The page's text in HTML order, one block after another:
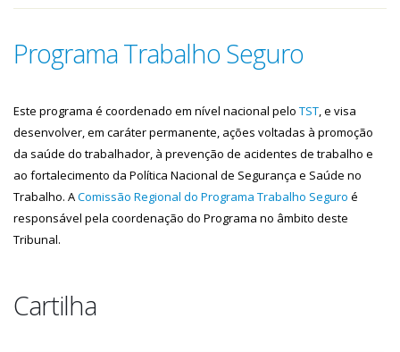
Programa Trabalho Seguro
Este programa é coordenado em nível nacional pelo TST, e visa
desenvolver, em caráter permanente, ações voltadas à promoção
da saúde do trabalhador, à prevenção de acidentes de trabalho e
ao fortalecimento da Política Nacional de Segurança e Saúde no
Trabalho. AComissão Regional do Programa Trabalho Seguro é
responsável pela coordenação do Programa no âmbito deste
Tribunal.
Cartilha